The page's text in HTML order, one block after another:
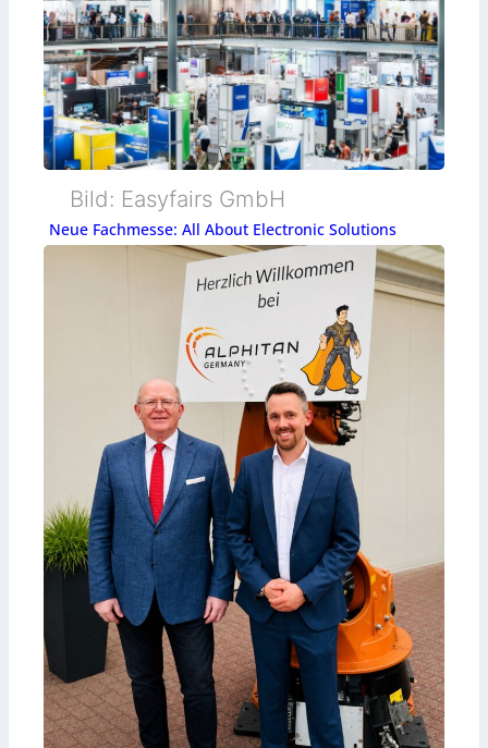
Bild: Easyfairs GmbH
Neue Fachmesse: All About Electronic Solutions